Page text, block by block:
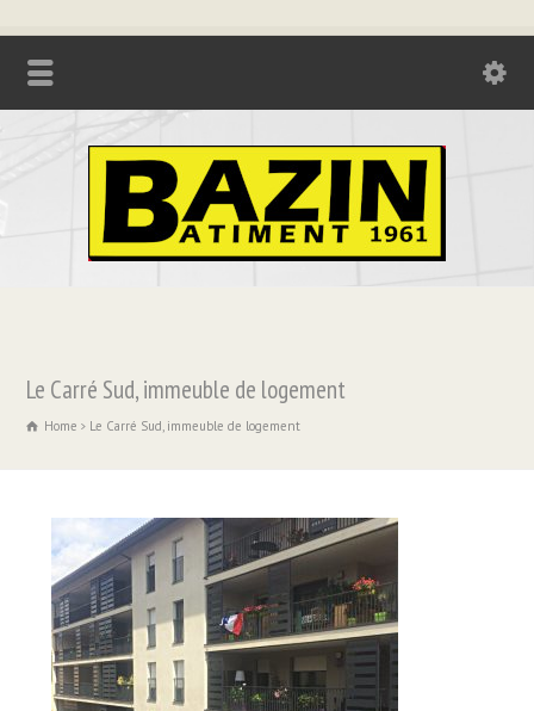
Le Carré Sud, immeuble de logement
Home Le Carré Sud, immeuble de logement